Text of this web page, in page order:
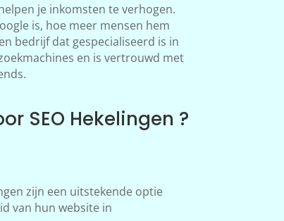
je inkomsten te verhogen.
is, hoe meer mensen hem
bedrijf dat gespecialiseerd is in
en is vertrouwd met
SEO Hekelingen ?
zijn een uitstekende optie
van hun website in